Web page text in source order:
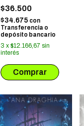
HUIDA
$36.500
$34.675 con
Transferencia o
depósito bancario
3 x $12.166,67 sin
interés